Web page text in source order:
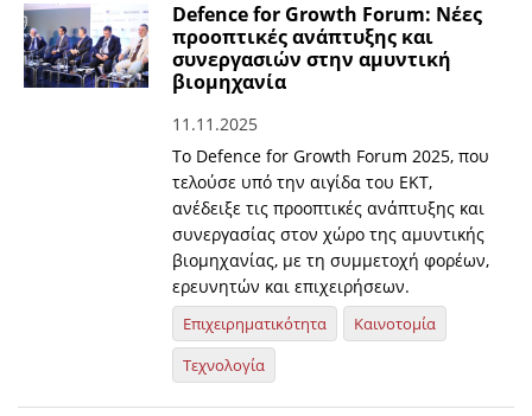
Defence for Growth Forum: Νέες
προοπτικές ανάπτυξης και
συνεργασιών στην αμυντική
βιομηχανία
11.11.2025
Το Defence for Growth Forum 2025, που
τελούσε υπό την αιγίδα του ΕΚΤ,
ανέδειξε τις προοπτικές ανάπτυξης και
συνεργασίας στον χώρο της αμυντικής
βιομηχανίας, με τη συμμετοχή φορέων,
ερευνητών και επιχειρήσεων.
Επιχειρηματικότητα
Καινοτομία
Τεχνολογία